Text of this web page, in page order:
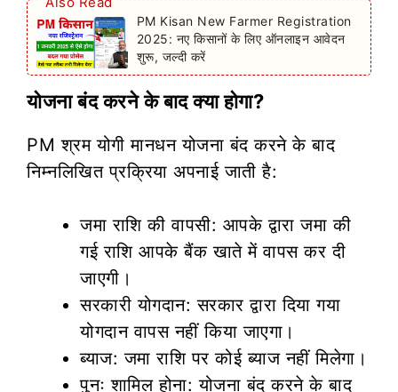
PM Kisan New Farmer Registration
2025: नए किसानों के लिए ऑनलाइन आवेदन
शुरू, जल्दी करें
योजना बंद करने के बाद क्या होगा?
PM श्रम योगी मानधन योजना बंद करने के बाद
निम्नलिखित प्रक्रिया अपनाई जाती है:
जमा राशि की वापसी: आपके द्वारा जमा की
गई राशि आपके बैंक खाते में वापस कर दी
जाएगी।
सरकारी योगदान: सरकार द्वारा दिया गया
योगदान वापस नहीं किया जाएगा।
ब्याज: जमा राशि पर कोई ब्याज नहीं मिलेगा।
पुनः शामिल होना: योजना बंद करने के बाद